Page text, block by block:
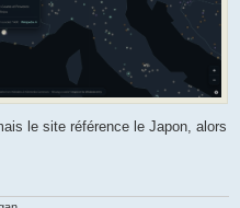
le site référence le Japon, alors